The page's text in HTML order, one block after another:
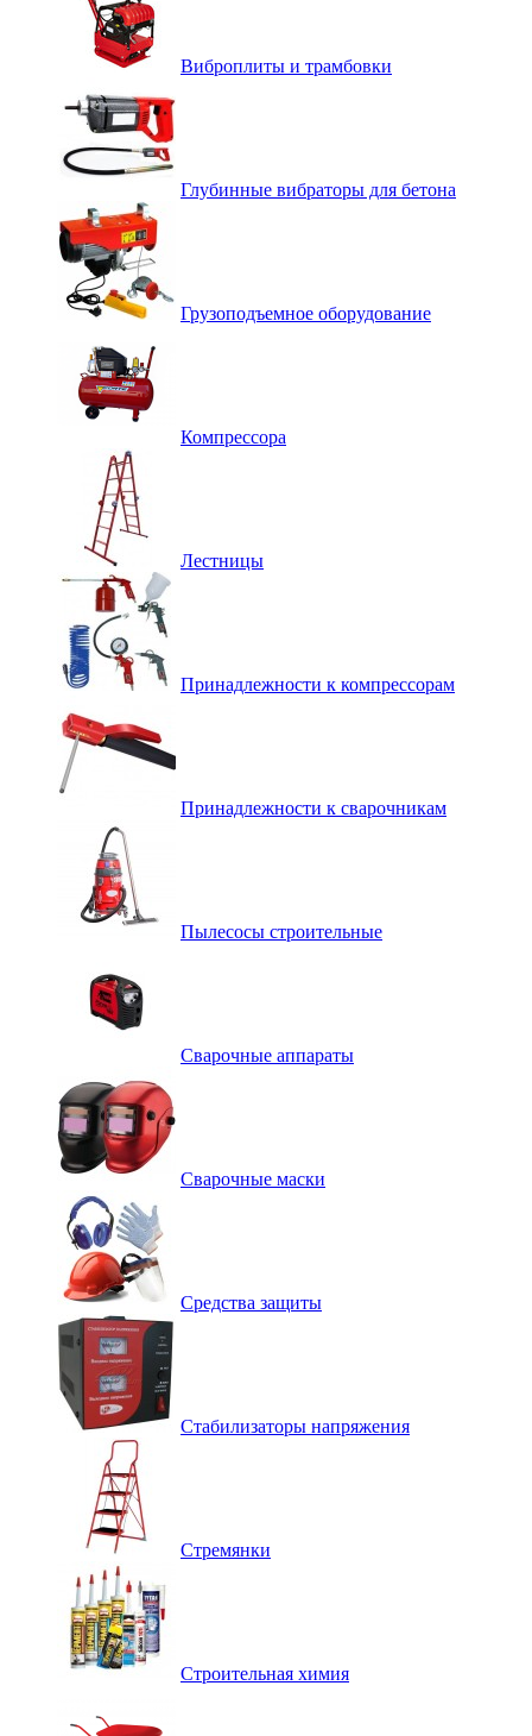
Виброплиты и трамбовки
Глубинные вибраторы для бетона
Грузоподъемное оборудование
Компрессора
Лестницы
Принадлежности к компрессорам
Принадлежности к сварочникам
Пылесосы строительные
Сварочные аппараты
Сварочные маски
Средства защиты
Стабилизаторы напряжения
Стремянки
Строительная химия